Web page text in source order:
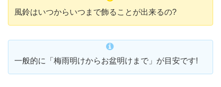
風鈴はいつからいつまで飾ることが出来るの?
一般的に「梅雨明けからお盆明けまで」が目安です!